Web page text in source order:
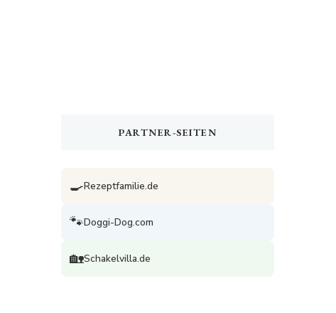
PARTNER-SEITEN
🍳Rezeptfamilie.de
🐾Doggi-Dog.com
🏡Schakelvilla.de